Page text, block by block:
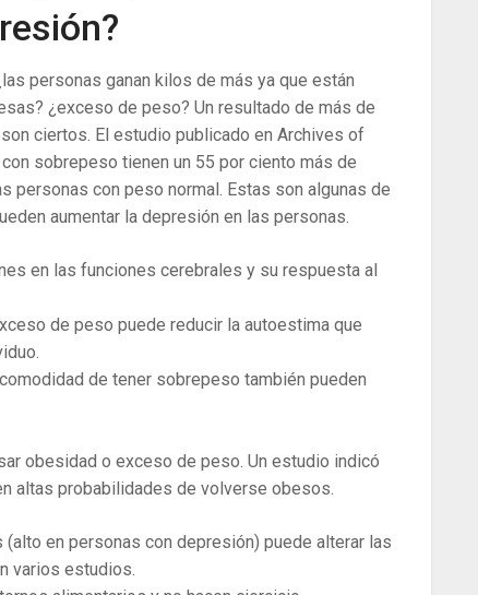
personas ganan kilos de más ya que están
¿exceso de peso? Un resultado de más de
ciertos. El estudio publicado en Archives of
sobrepeso tienen un 55 por ciento más de
personas con peso normal. Estas son algunas de
aumentar la depresión en las personas.
en las funciones cerebrales y su respuesta al
de peso puede reducir la autoestima que
de tener sobrepeso también pueden
obesidad o exceso de peso. Un estudio indicó
altas probabilidades de volverse obesos.
en personas con depresión) puede alterar las
varios estudios.